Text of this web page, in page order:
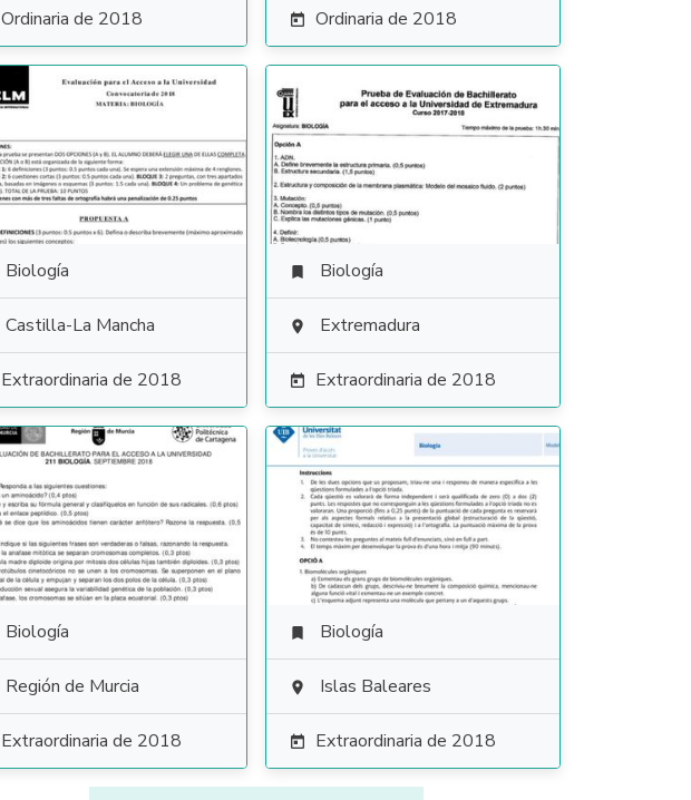
Ordinaria de 2018  Ordinaria de 2018
Biología
Castilla-La Mancha
Extraordinaria de 2018
 Biología
 Extremadura
 Extraordinaria de 2018
Biología
Región de Murcia
Extraordinaria de 2018
 Biología
 Islas Baleares
 Extraordinaria de 2018